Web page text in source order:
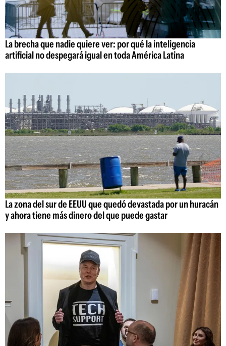
La brecha que nadie quiere ver: por qué la inteligencia
artificial no despegará igual en toda América Latina
La zona del sur de EEUU que quedó devastada por un huracán
y ahora tiene más dinero del que puede gastar